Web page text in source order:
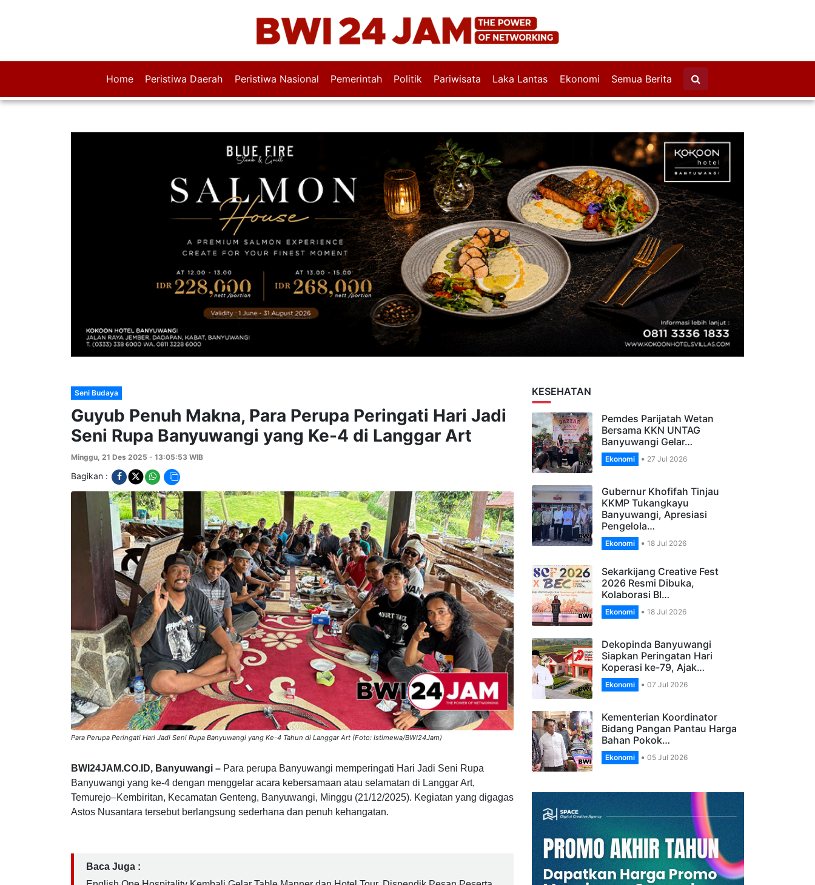
Home Peristiwa Daerah Peristiwa Nasional Pemerintah Politik Pariwisata Laka Lantas Ekonomi Semua Berita
Seni Budaya
Guyub Penuh Makna, Para Perupa Peringati Hari Jadi
Seni Rupa Banyuwangi yang Ke-4 di Langgar Art
Minggu, 21 Des 2025 - 13:05:53 WIB
Bagikan :
Para Perupa Peringati Hari Jadi Seni Rupa Banyuwangi yang Ke-4 Tahun di Langgar Art (Foto: Istimewa/BWI24Jam)
BWI24JAM.CO.ID, Banyuwangi –
Para perupa Banyuwangi memperingati Hari Jadi Seni Rupa
Banyuwangi yang ke-4 dengan menggelar acara kebersamaan atau selamatan di Langgar Art,
KESEHATAN
Pemdes Parijatah Wetan
Bersama KKN UNTAG
Ekonomi 27 Jul 2026
Gubernur Khofifah Tinjau
KKMP Tukangkayu
Banyuwangi, Apresiasi
Ekonomi 18 Jul 2026
Sekarkijang Creative Fest
2026 Resmi Dibuka,
Ekonomi 18 Jul 2026
Dekopinda Banyuwangi
Siapkan Peringatan Hari
Ekonomi 07 Jul 2026
Kementerian Koordinator
Bidang Pangan Pantau Harga
Ekonomi 05 Jul 2026